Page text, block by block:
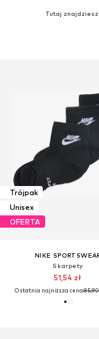
Tutaj
Trójpak
Unisex
OFERTA
NIKE
Skarpety
51,54 zł
Ostatnia najniższa cena:85,90